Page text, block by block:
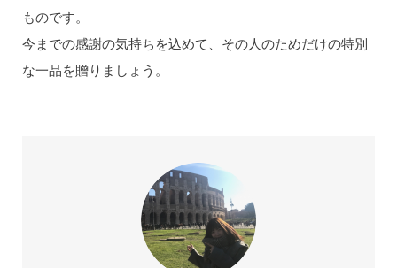
ものです。
今までの感謝の気持ちを込めて、その人のためだけの特別
な一品を贈りましょう。